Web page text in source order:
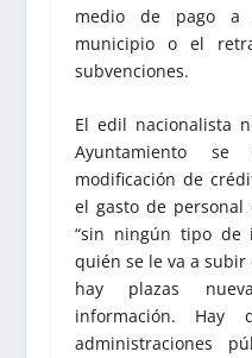
medio de pago a
municipio o el
subvenciones.
El edil nacionalista
Ayuntamiento
modificación de
el gasto de
“sin ningún tipo de
quién se le va a
hay plazas
información. Hay
administraciones